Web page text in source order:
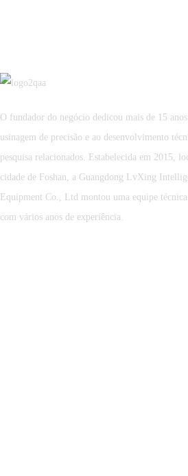
em liga de alumínio.
Dia de envio do contêiner de
40HQ: Atravessando
montanhas e oceanos, a
Luxing avança | A
manufatura inteligente da
Luxing navega pelo mundo.
O fundador do negócio dedicou mais de 15 anos
usinagem de precisão e ao desenvolvimento
pesquisa relacionados. Estabelecida em 2015,
cidade de Foshan, a Guangdong LvXing
Equipment Co., Ltd montou uma equipe
com vários anos de experiência.